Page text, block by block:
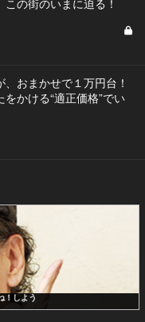
おまかせで１万円台！
かける“適正価格”でい
！しよう